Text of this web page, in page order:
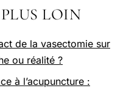
LOIN
de la vasectomie sur
ou réalité ?
à l’acupuncture :